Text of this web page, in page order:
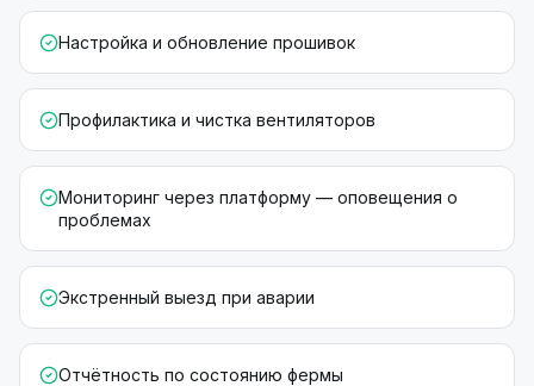
Настройка и обновление прошивок
Профилактика и чистка вентиляторов
Мониторинг через платформу — оповещения о
проблемах
Экстренный выезд при аварии
Отчётность по состоянию фермы